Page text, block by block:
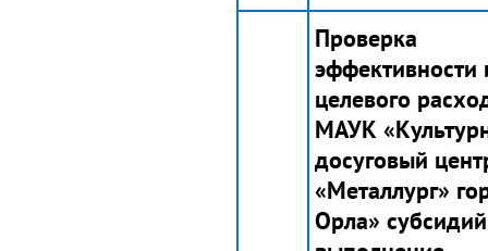
Проверка
эффективности
целевого
МАУК
досуговый
«Металлург»
Орла»